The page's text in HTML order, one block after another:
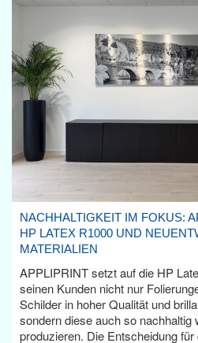
NACHHALTIGKEIT IM FOKUS:
HP LATEX R1000 UND
MATERIALIEN
APPLIPRINT setzt auf die HP
seinen Kunden nicht nur
Schilder in hoher Qualität und
sondern diese auch so nachhaltig
produzieren. Die Entscheidung